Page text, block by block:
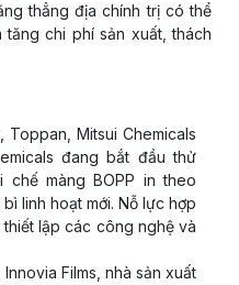
thẳng địa chính trị có thể
chi phí sản xuất, thách
Toppan, Mitsui Chemicals
đang bắt đầu thử
chế màng BOPP in theo
linh hoạt mới. Nỗ lực hợp
lập các công nghệ và
Films, nhà sản xuất